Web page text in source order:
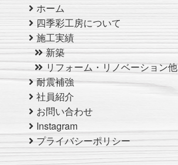
ホーム
四季彩工房について
施工実績
新築
リフォーム・リノベーション他
耐震補強
社員紹介
お問い合わせ
Instagram
プライバシーポリシー